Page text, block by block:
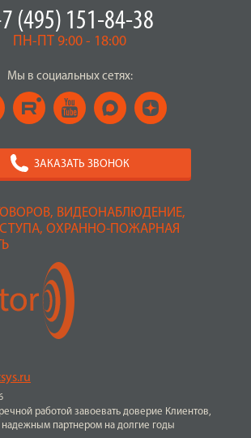
ВИДЕОНАБЛЮДЕНИЕ,
ОХРАННО-ПОЖАРНАЯ
работой завоевать доверие Клиентов,
надежным партнером на долгие годы
(495) 151-84-38
ПН-ПТ 9:00 - 18:00
Мы в социальных сетях:
ЗАКАЗАТЬ ЗВОНОК